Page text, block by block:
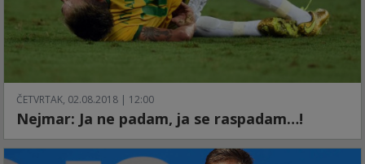
ČETVRTAK, 02.08.2018 | 12:00
Nejmar: Ja ne padam, ja se raspadam…!